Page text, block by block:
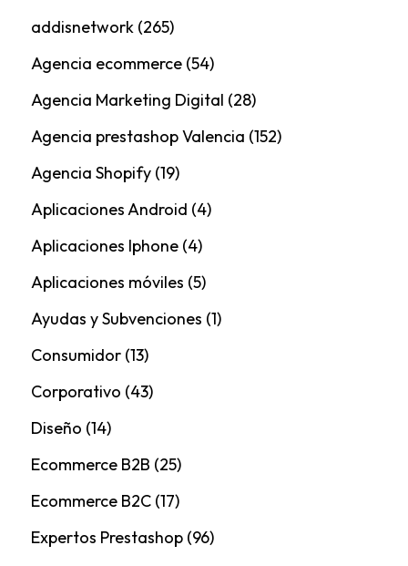
addisnetwork(265)
Agencia ecommerce(54)
Agencia Marketing Digital (28)
Agencia prestashop Valencia (152)
Agencia Shopify(19)
Aplicaciones Android (4)
Aplicaciones Iphone(4)
Aplicaciones móviles (5)
Ayudas y Subvenciones (1)
Consumidor(13)
Corporativo (43)
Diseño (14)
Ecommerce B2B (25)
Ecommerce B2C(17)
Expertos Prestashop(96)